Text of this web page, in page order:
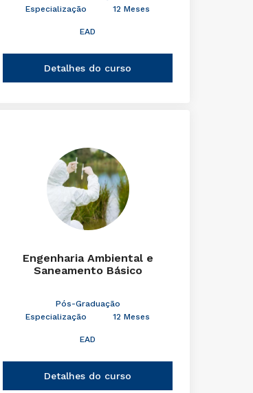
Especialização
12 Meses
EAD
Detalhes do curso
Engenharia Ambiental e
Saneamento Básico
Pós-Graduação
Especialização
12 Meses
EAD
Detalhes do curso